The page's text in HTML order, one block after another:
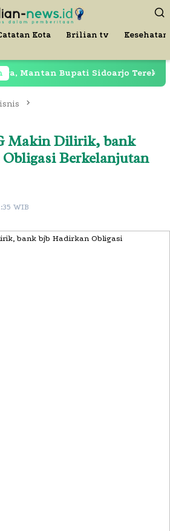
Kota Brilian tv Kesehatan
Bupati Sidoarjo Terekam di
Makin Dilirik, bank
Berkelanjutan
WIB